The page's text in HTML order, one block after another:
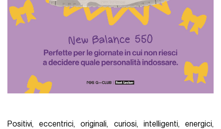
Positivi, eccentrici, originali, curiosi, intelligenti, energici,